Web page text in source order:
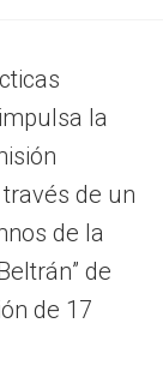
la
de un
de la
de
de 17